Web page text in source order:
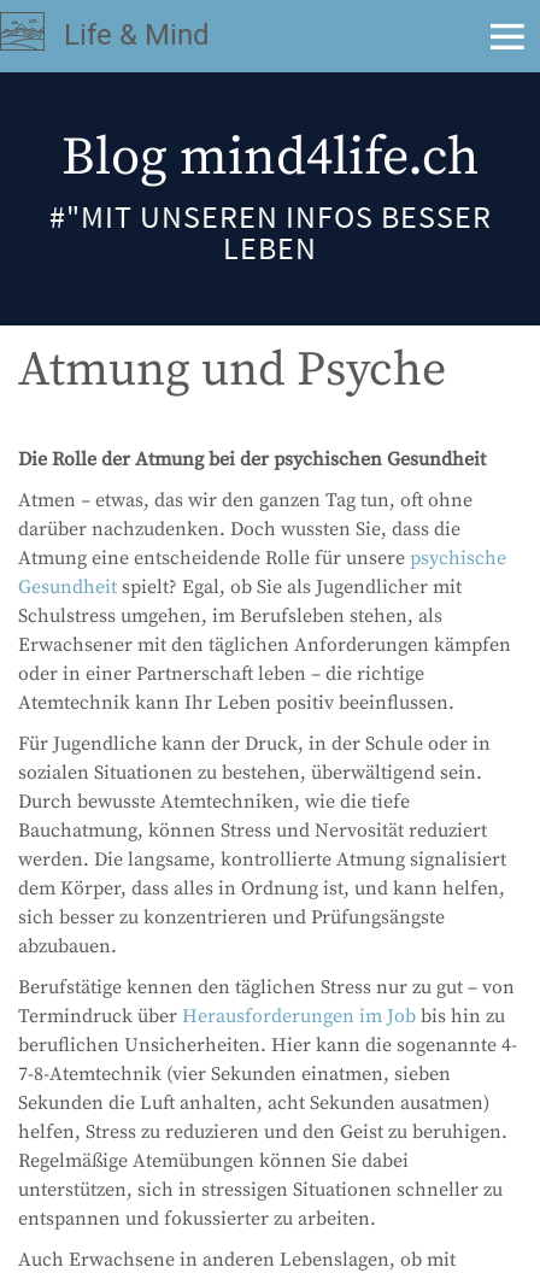
 Life & Mind
Blog mind4life.ch
#"MIT UNSEREN INFOS BESSER
LEBEN
Atmung und Psyche
Die Rolle der Atmung bei der psychischen Gesundheit
Atmen – etwas, das wir den ganzen Tag tun, oft ohne
darüber nachzudenken. Doch wussten Sie, dass die
Atmung eine entscheidende Rolle für unsere psychische
Gesundheit spielt? Egal, ob Sie als Jugendlicher mit
Schulstress umgehen, im Berufsleben stehen, als
Erwachsener mit den täglichen Anforderungen kämpfen
oder in einer Partnerschaft leben – die richtige
Atemtechnik kann Ihr Leben positiv beeinflussen.
Für Jugendliche kann der Druck, in der Schule oder in
sozialen Situationen zu bestehen, überwältigend sein.
Durch bewusste Atemtechniken, wie die tiefe
Bauchatmung, können Stress und Nervosität reduziert
werden. Die langsame, kontrollierte Atmung signalisiert
dem Körper, dass alles in Ordnung ist, und kann helfen,
sich besser zu konzentrieren und Prüfungsängste
abzubauen.
Berufstätige kennen den täglichen Stress nur zu gut – von
Termindruck über Herausforderungen im Job bis hin zu
beruflichen Unsicherheiten. Hier kann die sogenannte 4-
7-8-Atemtechnik (vier Sekunden einatmen, sieben
Sekunden die Luft anhalten, acht Sekunden ausatmen)
helfen, Stress zu reduzieren und den Geist zu beruhigen.
Regelmäßige Atemübungen können Sie dabei
unterstützen, sich in stressigen Situationen schneller zu
entspannen und fokussierter zu arbeiten.
Auch Erwachsene in anderen Lebenslagen, ob mit